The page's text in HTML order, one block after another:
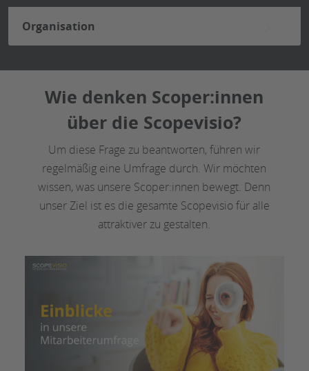
Organisation
Wie denken Scoper:innen
über die Scopevisio?
Um diese Frage zu beantworten, führen wir
regelmäßig eine Umfrage durch. Wir möchten
wissen, was unsere Scoper:innen bewegt. Denn
unser Ziel ist es die gesamte Scopevisio für alle
attraktiver zu gestalten.